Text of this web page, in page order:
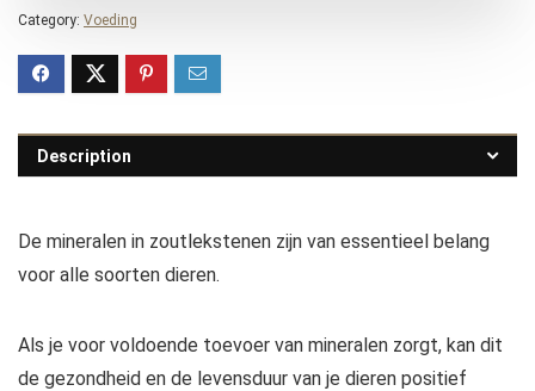
Category: Voeding
Description
De mineralen in zoutlekstenen zijn van essentieel belang
voor alle soorten dieren.
Als je voor voldoende toevoer van mineralen zorgt, kan dit
de gezondheid en de levensduur van je dieren positief